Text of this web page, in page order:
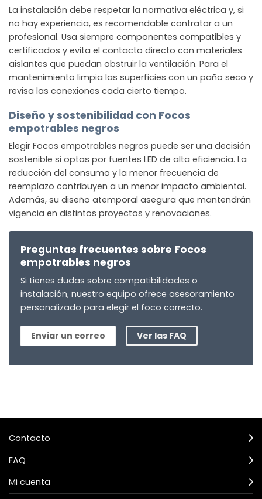
La instalación debe respetar la normativa eléctrica y, si
no hay experiencia, es recomendable contratar a un
profesional. Usa siempre componentes compatibles y
certificados y evita el contacto directo con materiales
aislantes que puedan obstruir la ventilación. Para el
mantenimiento limpia las superficies con un paño seco y
revisa las conexiones cada cierto tiempo.
Diseño y sostenibilidad con Focos
empotrables negros
Elegir Focos empotrables negros puede ser una decisión
sostenible si optas por fuentes LED de alta eficiencia. La
reducción del consumo y la menor frecuencia de
reemplazo contribuyen a un menor impacto ambiental.
Además, su diseño atemporal asegura que mantendrán
vigencia en distintos proyectos y renovaciones.
Preguntas frecuentes sobre Focos
empotrables negros
Si tienes dudas sobre compatibilidades o
instalación, nuestro equipo ofrece asesoramiento
personalizado para elegir el foco correcto.
Enviar un correo Ver las FAQ
Contacto
FAQ
Mi cuenta